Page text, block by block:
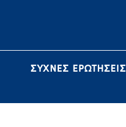
ΣΥΧΝΕΣ ΕΡΩΤΗΣΕΙΣ